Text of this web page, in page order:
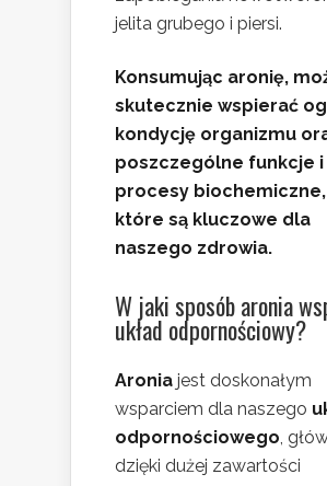
jelita grubego i piersi.
Konsumując aronię,
skutecznie wspierać
kondycję organizmu
poszczególne funkcje i
procesy biochemiczne,
które są kluczowe dla
naszego zdrowia.
W jaki sposób aronia
układ odpornościowy?
Aronia jest doskonałym
wsparciem dla naszego
odpornościowego,
dzięki dużej zawartości